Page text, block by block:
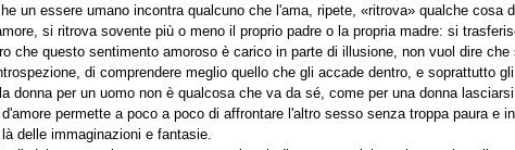
un essere umano incontra qualcuno che l'ama, ripete, «ritrova» qualche
si ritrova sovente più o meno il proprio padre o la propria madre: si
che questo sentimento amoroso è carico in parte di illusione, non vuol dire
di comprendere meglio quello che gli accade dentro, e soprattutto
donna per un uomo non è qualcosa che va da sé, come per una donna
permette a poco a poco di affrontare l'altro sesso senza troppa paura
delle immaginazioni e fantasie.